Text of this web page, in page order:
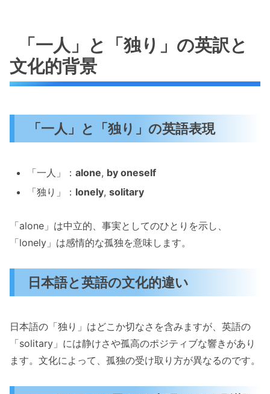
「一人」と「独り」の英訳と
文化的背景
「一人」と「独り」の英語表現
「一人」：alone, by oneself
「独り」： lonely,solitary
「alone」は中立的、事実としてのひとりを示し、
「lonely」は感情的な孤独を意味します。
日本語と英語の文化的違い
日本語の「独り」はどこか切なさを含みますが、英語の
「solitary」には静けさや孤高のポジティブな響きがあり
ます。文化によって、孤独の受け取り方が異なるのです。